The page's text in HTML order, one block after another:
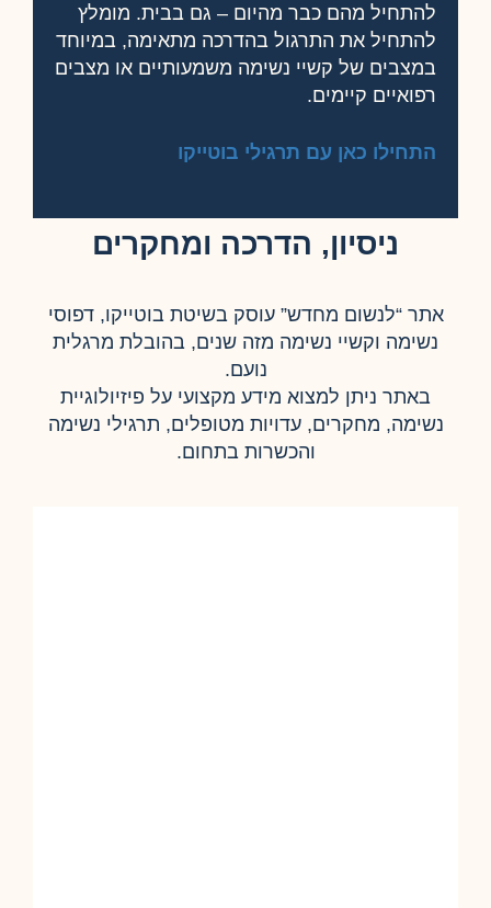
להתחיל מהם כבר מהיום – גם בבית. מומלץ
להתחיל את התרגול בהדרכה מתאימה, במיוחד
במצבים של קשיי נשימה משמעותיים או מצבים
רפואיים קיימים.
התחילו כאן עם תרגילי בוטייקו
ניסיון, הדרכה ומחקרים
אתר “לנשום מחדש” עוסק בשיטת בוטייקו, דפוסי
נשימה וקשיי נשימה מזה שנים, בהובלת מרגלית
נועם.
באתר ניתן למצוא מידע מקצועי על פיזיולוגיית
נשימה, מחקרים, עדויות מטופלים, תרגילי נשימה
והכשרות בתחום.